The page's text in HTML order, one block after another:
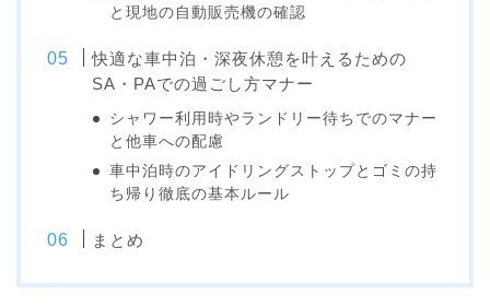
と現地の自動販売機の確認
快適な車中泊・深夜休憩を叶えるための
SA・PAでの過ごし方マナー
シャワー利用時やランドリー待ちでのマナー
と他車への配慮
車中泊時のアイドリングストップとゴミの持
ち帰り徹底の基本ルール
まとめ